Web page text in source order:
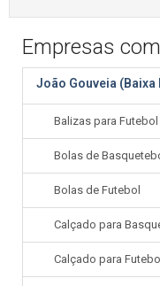
Empresas
João Gouveia (Baixa
Balizas para Futebol
Bolas de
Bolas de Futebol
Calçado para
Calçado para Futebol